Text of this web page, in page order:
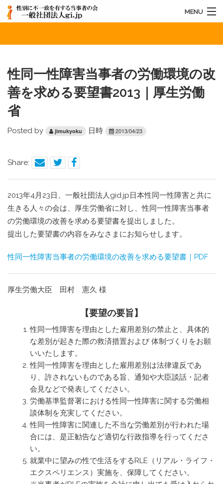
MENU
お知らせ
活動内容
性同一性障害当事者の労働環境の改
善を求める要望書2013｜厚生労働
省
Posted by jimukyoku 日時 2013/04/23
Share:
2013年4月23日、一般社団法人gid.jp日本性同一性障害と共に
生きる人々の会は、厚生労働省に対し、性同一性障害当事者
の労働環境の改善を求める要望書を提出しました。
提出した要望書の内容をみなさまにお知らせします。
性同一性障害当事者の労働環境の改善を求める要望書｜PDF
厚生労働大臣 田村 憲久 様
【要望の要旨】
性同一性障害を理由とした雇用差別の禁止と、具体的
な差別が起きた際の救済措置および 体制づくりをお願
いいたします。
性同一性障害を理由とした雇用差別は法律違反であ
り、許されないものである旨、通知や大臣談話・記者
会見などで発表してください。
労働基準監督署における性同一性障害に関する労働相
談体制を充実してください。
性同一性障害に関連した不当な労働差別が行われた場
合には、是正勧告など適切な行政指導を行ってくださ
い。
就業中に望みの性で生活をするRLE（リアル・ライフ・
エクスペリエンス）実施を、保障してください。